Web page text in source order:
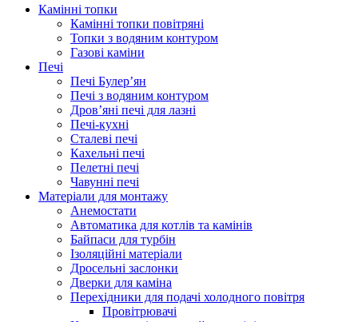
Камінні топки
Камінні топки повітряні
Топки з водяним контуром
Газові каміни
Печі
Печі Булер’ян
Печі з водяним контуром
Дров’яні печі для лазні
Печі-кухні
Сталеві печі
Кахельні печі
Пелетні печі
Чавунні печі
Матеріали для монтажу
Анемостати
Автоматика для котлів та камінів
Байпаси для турбін
Ізоляційні матеріали
Дросельні заслонки
Дверки для каміна
Перехідники для подачі холодного повітря
Провітрювачі